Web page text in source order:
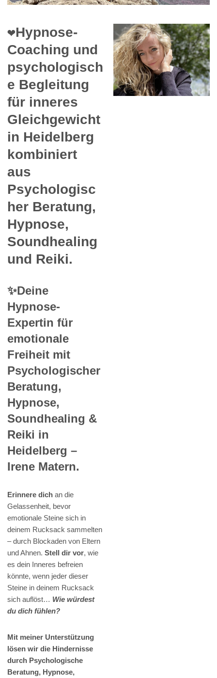
❤️Hypnose-
Coaching und
psychologisch
e Begleitung
für inneres
Gleichgewicht
in Heidelberg
kombiniert
aus
Psychologisc
her Beratung,
Hypnose,
Soundhealing
und Reiki.
✨Deine
Hypnose-
Expertin für
emotionale
Freiheit mit
Psychologischer
Beratung,
Hypnose,
Soundhealing &
Reiki in
Heidelberg –
Irene Matern.
Erinnere dich an die
Gelassenheit, bevor
emotionale Steine sich in
deinem Rucksack sammelten
– durch Blockaden von Eltern
und Ahnen. Stell dir vor, wie
es dein Inneres befreien
könnte, wenn jeder dieser
Steine in deinem Rucksack
sich auflöst… Wie würdest
du dich fühlen?
Mit meiner Unterstützung
lösen wir die Hindernisse
durch Psychologische
Beratung, Hypnose,